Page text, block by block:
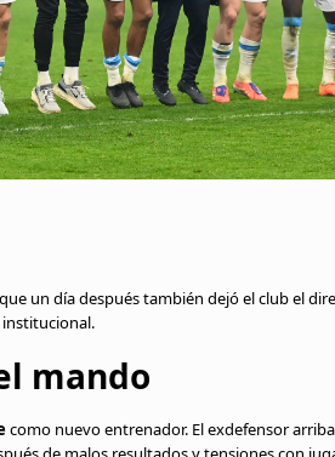
un día después también dejó el club el
institucional.
mando
como nuevo entrenador. El exdefensor